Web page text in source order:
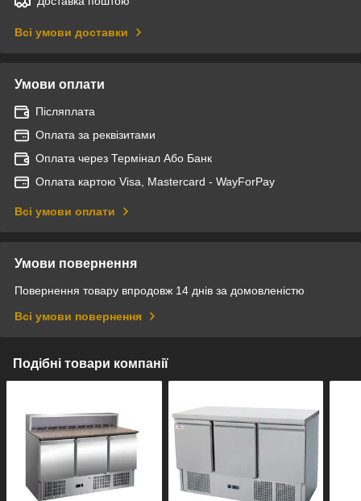
Всі умови доставки
Умови оплати
Післяплата
Оплата за реквізитами
Оплата через Термінал Або Банк
Оплата картою Visa, Mastercard - WayForPay
Всі умови оплати
Умови повернення
Повернення товару впродовж 14 днів за домовленістю
Всі умови повернення
Подібні товари компанії